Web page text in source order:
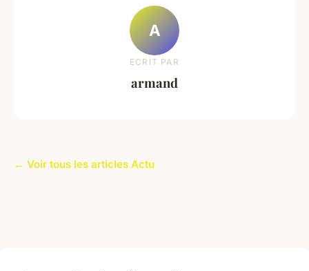
A
ECRIT PAR
armand
← Voir tous les articles Actu